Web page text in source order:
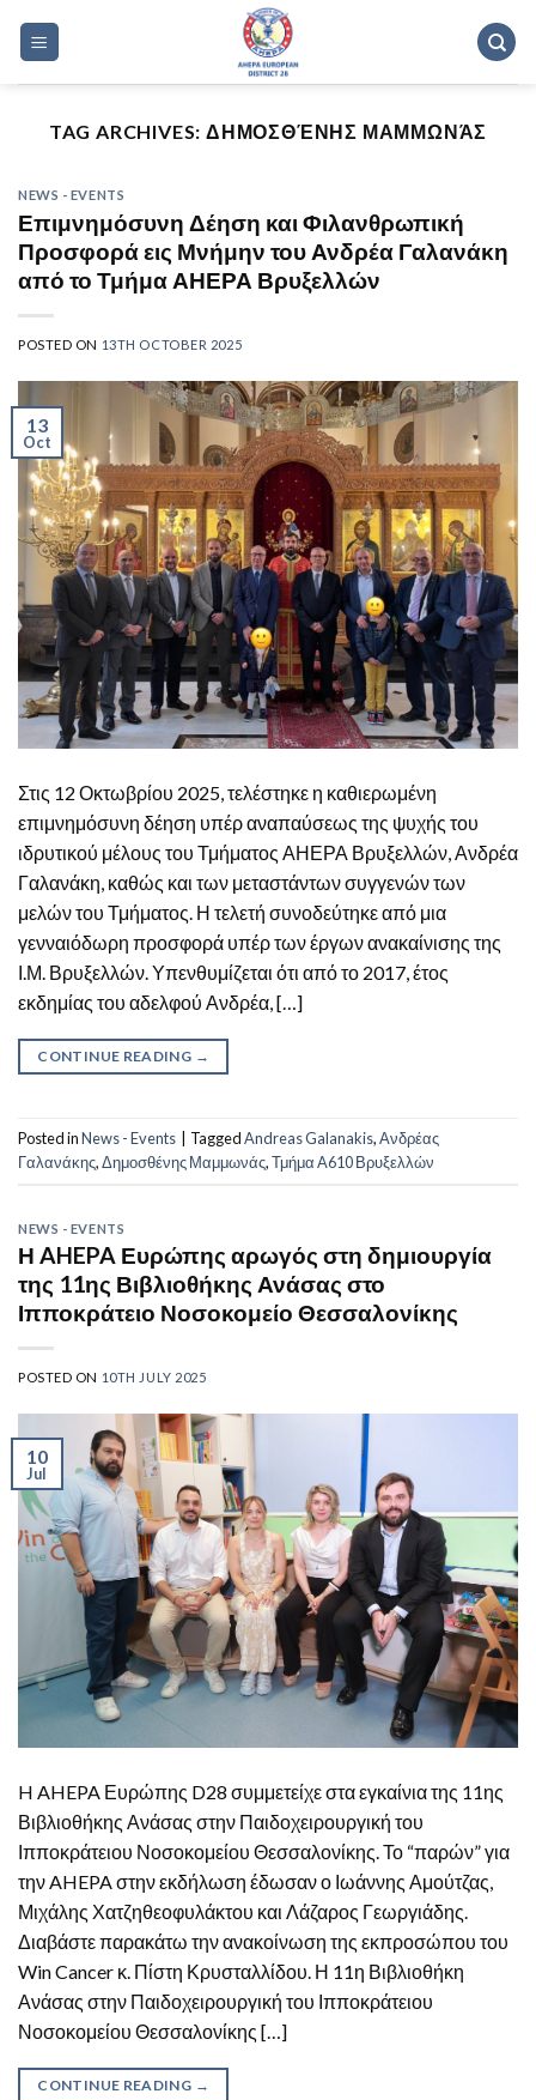
TAG ARCHIVES: ΔΗΜΟΣΘΈΝΗΣ ΜΑΜΜΩΝΆΣ
NEWS - EVENTS
Επιμνημόσυνη Δέηση και Φιλανθρωπική
Προσφορά εις Μνήμην του Ανδρέα Γαλανάκη
από το Τμήμα ΑΗΕΡΑ Βρυξελλών
POSTED ON 13TH OCTOBER 2025
13
Oct
Στις 12 Οκτωβρίου 2025, τελέστηκε η καθιερωμένη
επιμνημόσυνη δέηση υπέρ αναπαύσεως της ψυχής του
ιδρυτικού μέλους του Τμήματος ΑΗΕΡΑ Βρυξελλών, Ανδρέα
Γαλανάκη, καθώς και των μεταστάντων συγγενών των
μελών του Τμήματος. Η τελετή συνοδεύτηκε από μια
γενναιόδωρη προσφορά υπέρ των έργων ανακαίνισης της
Ι.Μ. Βρυξελλών. Υπενθυμίζεται ότι από το 2017, έτος
εκδημίας του αδελφού Ανδρέα, […]
CONTINUE READING →
Posted inNews - Events TaggedAndreas Galanakis,Ανδρέας
Γαλανάκης,Δημοσθένης Μαμμωνάς,Τμήμα A610 Βρυξελλών
NEWS - EVENTS
Η AHEPA Ευρώπης αρωγός στη δημιουργία
της 11ης Βιβλιοθήκης Ανάσας στο
Ιπποκράτειο Νοσοκομείο Θεσσαλονίκης
POSTED ON 10TH JULY 2025
10
Jul
H AHEPA Ευρώπης D28 συμμετείχε στα εγκαίνια της 11ης
Βιβλιοθήκης Ανάσας στην Παιδοχειρουργική του
Ιπποκράτειου Νοσοκομείου Θεσσαλονίκης. Το “παρών” για
την AHEPA στην εκδήλωση έδωσαν ο Ιωάννης Αμούτζας,
Μιχάλης Χατζηθεοφυλάκτου και Λάζαρος Γεωργιάδης.
Διαβάστε παρακάτω την ανακοίνωση της εκπροσώπου του
Win Cancer κ. Πίστη Κρυσταλλίδου. Η 11η Βιβλιοθήκη
Ανάσας στην Παιδοχειρουργική του Ιπποκράτειου
Νοσοκομείου Θεσσαλονίκης […]
CONTINUE READING →